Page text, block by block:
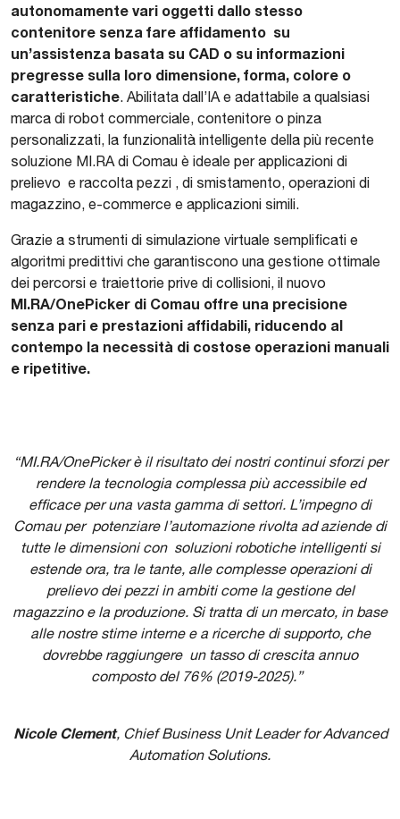
autonomamente vari oggetti dallo stesso
contenitore senza fare affidamento su
un’assistenza basata su CAD o su informazioni
pregresse sulla loro dimensione, forma, colore o
caratteristiche. Abilitata dall’IA e adattabile a qualsiasi
marca di robot commerciale, contenitore o pinza
personalizzati, la funzionalità intelligente della più recente
soluzione MI.RA di Comau è ideale per applicazioni di
prelievo e raccolta pezzi , di smistamento, operazioni di
magazzino, e-commerce e applicazioni simili.
Grazie a strumenti di simulazione virtuale semplificati e
algoritmi predittivi che garantiscono una gestione ottimale
dei percorsi e traiettorie prive di collisioni, il nuovo
MI.RA/OnePicker di Comau offre una precisione
senza pari e prestazioni affidabili, riducendo al
contempo la necessità di costose operazioni manuali
e ripetitive.
“MI.RA/OnePicker è il risultato dei nostri continui sforzi per
rendere la tecnologia complessa più accessibile ed
efficace per una vasta gamma di settori. L’impegno di
Comau per potenziare l’automazione rivolta ad aziende di
tutte le dimensioni con soluzioni robotiche intelligenti si
estende ora, tra le tante, alle complesse operazioni di
prelievo dei pezzi in ambiti come la gestione del
magazzino e la produzione. Si tratta di un mercato, in base
alle nostre stime interne e a ricerche di supporto, che
dovrebbe raggiungere un tasso di crescita annuo
composto del 76% (2019-2025).”
Nicole Clement, Chief Business Unit Leader for Advanced
Automation Solutions.